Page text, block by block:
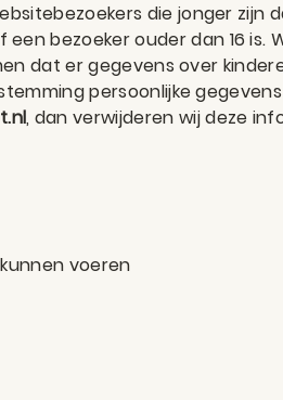
die jonger zijn
bezoeker ouder dan 16 is.
dat er gegevens over
persoonlijke
, dan verwijderen wij deze
voeren